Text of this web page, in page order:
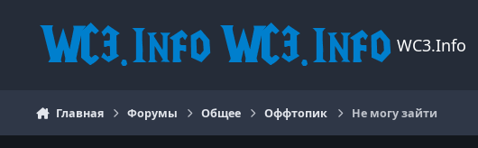
WC3.Info
Главная Форумы Общее Оффтопик Не могу зайти